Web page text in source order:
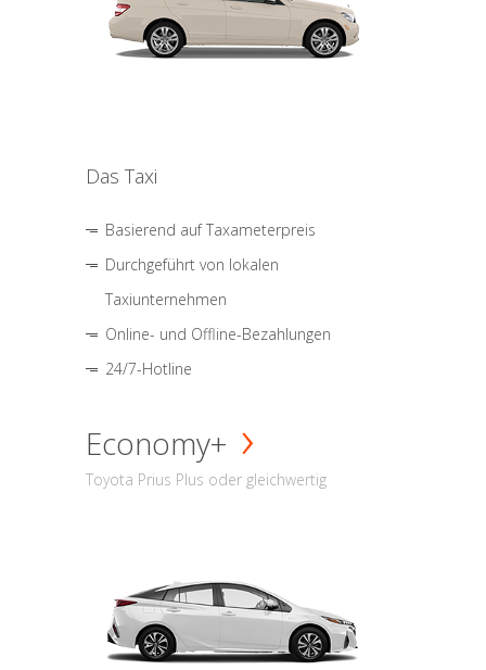
Das Taxi
Basierend auf Taxameterpreis
Durchgeführt von lokalen
Taxiunternehmen
Online- und Offline-Bezahlungen
24/7-Hotline
Economy+
Toyota Prius Plus oder gleichwertig